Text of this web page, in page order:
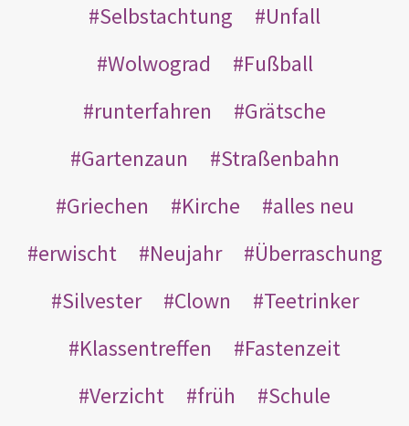
Selbstachtung
Unfall
Wolwograd
Fußball
runterfahren
Grätsche
Gartenzaun
Straßenbahn
Griechen
Kirche
alles neu
erwischt
Neujahr
Überraschung
Silvester
Clown
Teetrinker
Klassentreffen
Fastenzeit
Verzicht
früh
Schule